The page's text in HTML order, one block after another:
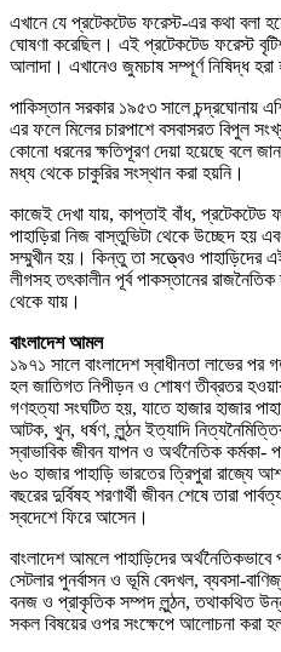
এখানে যে প্রটেকটেড ফরেস্ট-এর কথা বলা
ঘোষণা করেছিল। এই প্রটেকটেড ফরেস্ট
আলাদা। এখানেও জুমচাষ সম্পূর্ণ নিষিদ্ধ হরা
পাকিস্তান সরকার ১৯৫৩ সালে চন্দ্রঘোনায়
এর ফলে মিলের চারপাশে বসবাসরত বিপুল
কোনো ধরনের ক্ষতিপূরণ দেয়া হয়েছে বলে
মধ্য থেকে চাকুরির সংস্থান করা হয়নি।
কাজেই দেখা যায়, কাপ্তাই বাঁধ, প্রটেকটেড
পাহাড়িরা নিজ বাস্তুভিটা থেকে উচ্ছেদ হয়
সম্মুখীন হয়। কিন্তু তা সত্ত্বেও পাহাড়িদের
লীগসহ তৎকালীন পূর্ব পাকস্তানের
থেকে যায়।
বাংলাদেশ আমল
১৯৭১ সালে বাংলাদেশ স্বাধীনতা লাভের পর
হল জাতিগত নিপীড়ন ও শোষণ তীব্রতর
গণহত্যা সংঘটিত হয়, যাতে হাজার হাজার
আটক, খুন, ধর্ষণ, লুন্ঠন ইত্যাদি
স্বাভাবিক জীবন যাপন ও অর্থনৈতিক
৬০ হাজার পাহাড়ি ভারতের ত্রিপুরা রাজ্যে
বছরের দুর্বিষহ শরণার্থী জীবন শেষে তারা
স্বদেশে ফিরে আসেন।
বাংলাদেশ আমলে পাহাড়িদের
সেটলার পুনর্বাসন ও ভূমি বেদখল, ব্যবসা-
বনজ ও প্রাকৃতিক সম্পদ লুন্ঠন, তথাকথিত
সকল বিষয়ের ওপর সংক্ষেপে আলোচনা করা